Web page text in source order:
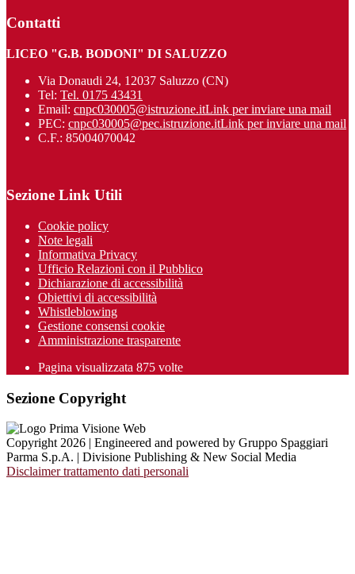
Contatti
LICEO "G.B. BODONI" DI SALUZZO
Via Donaudi 24, 12037 Saluzzo (CN)
Tel: Tel. 0175 43431
Email: cnpc030005@istruzione.itLink per inviare una mail
PEC: cnpc030005@pec.istruzione.itLink per inviare una mail
C.F.: 85004070042
Sezione Link Utili
Cookie policy
Note legali
Informativa Privacy
Ufficio Relazioni con il Pubblico
Dichiarazione di accessibilità
Obiettivi di accessibilità
Whistleblowing
Gestione consensi cookie
Amministrazione trasparente
Pagina visualizzata 875 volte
Sezione Copyright
Copyright 2026 | Engineered and powered by Gruppo Spaggiari
Parma S.p.A. | Divisione Publishing & New Social Media
Disclaimer trattamento dati personali